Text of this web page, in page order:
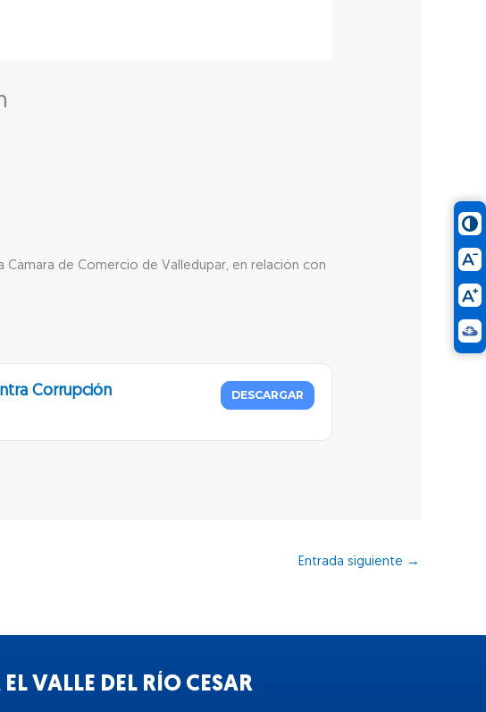
de Comercio de Valledupar, en relación con
Corrupción DESCARGAR
Entrada siguiente →
VALLE DEL RÍO CESAR